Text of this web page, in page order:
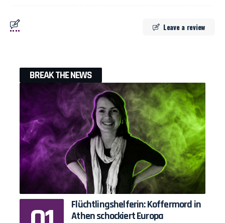
Leave a review
BREAK THE NEWS
Flüchtlingshelferin: Koffermord in
Athen schockiert Europa